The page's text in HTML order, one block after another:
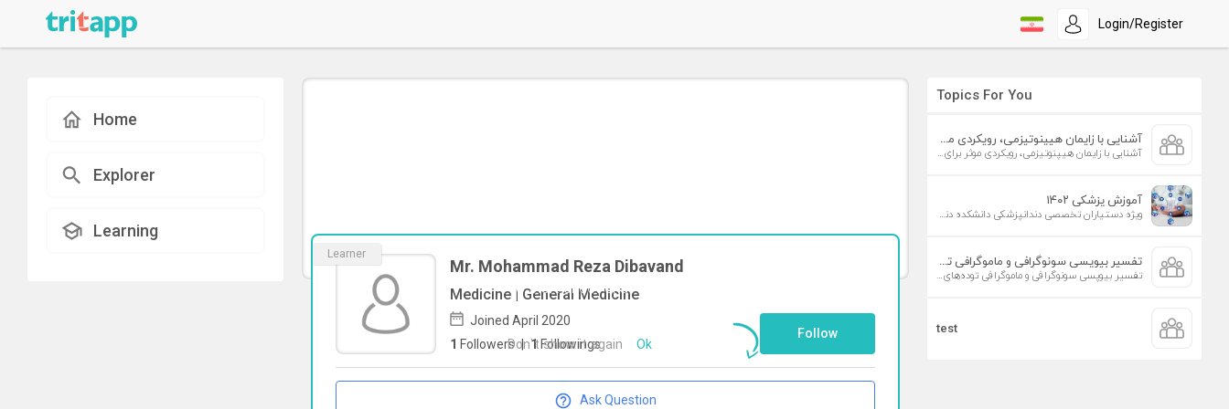
Login/Register
Home
Explorer
Learning
Learner
Mr. Mohammad Reza Dibavand
Medicine | General Medicine
Joined April 2020
1 Followers | 1 Followings
Follow
Ask Question
Topics For You
آشنایی با زایمان هیپنوتیزمی، رویکردی موثر برای افزایش تمایل به زایمان طبیعی
آشنایی با زایمان هیپنوتیزمی، رویکردی موثر برای افزایش تمایل به زایمان طبیعی
آموزش پزشکی ۱۴۰۲
ویژه دستیاران تخصصی دندانپزشکی دانشکده دندانپزشکی دانشگاه علوم پزشکی تهران
تفسیر بیوپسی سونوگرافی و ماموگرافی توده‌های پستان
تفسیر بیوپسی سونوگرافی و ماموگرافی توده‌های پستان
test
To start direct chat with
Reza Dibavand
Don`t show it again Ok